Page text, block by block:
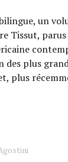
un
Tissut,
des plus
plus